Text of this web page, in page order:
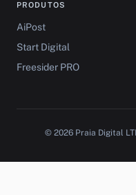
PRODUTOS
AiPost
Start Digital
Freesider PRO
© 2026 Praia Digital